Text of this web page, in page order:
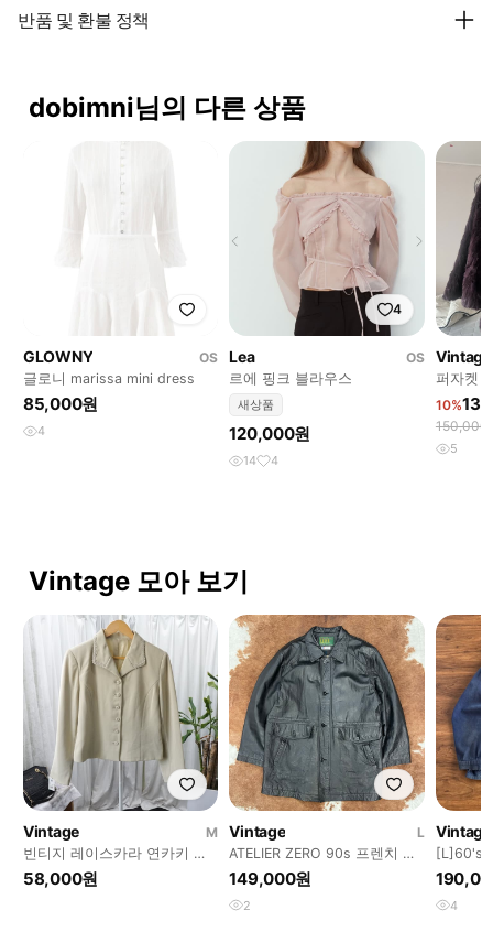
반품 및 환불 정책
dobimni님의 다른 상품
GLOWNY
OS
글로니 marissa mini dress
85,000원
4
4
Lea
OS
르에 핑크 블라우스
새상품
120,000원
14 4
Vintage
퍼자켓
10%
150,000
5
Vintage 모아 보기
Vintage
M
빈티지 레이스카라 연카키 베
이지 자켓 2279
58,000원
Vintage
L
ATELIER ZERO 90s 프렌치 램
스킨 빈티지 레더 카코트
149,000원
2
Vintage
[L]60's
치 워크
4